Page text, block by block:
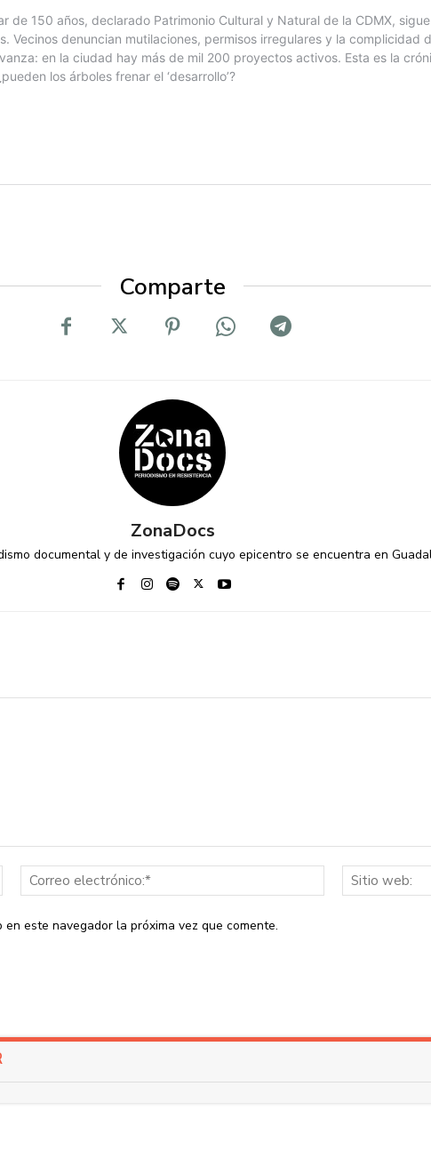
Comparte
ZonaDocs
documental y de investigación cuyo epicentro se encuentra en
Nombre:*
Correo
electrónico:*
este navegador la próxima vez que comente.